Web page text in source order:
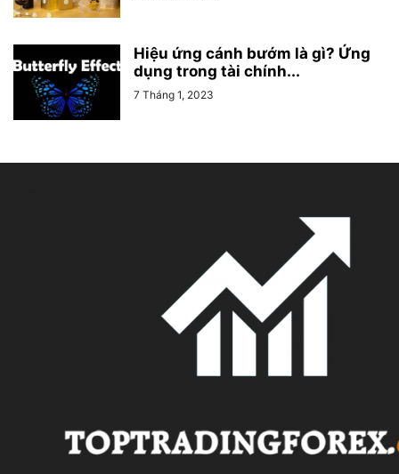
Hiệu ứng cánh bướm là gì? Ứng
dụng trong tài chính...
7 Tháng 1, 2023